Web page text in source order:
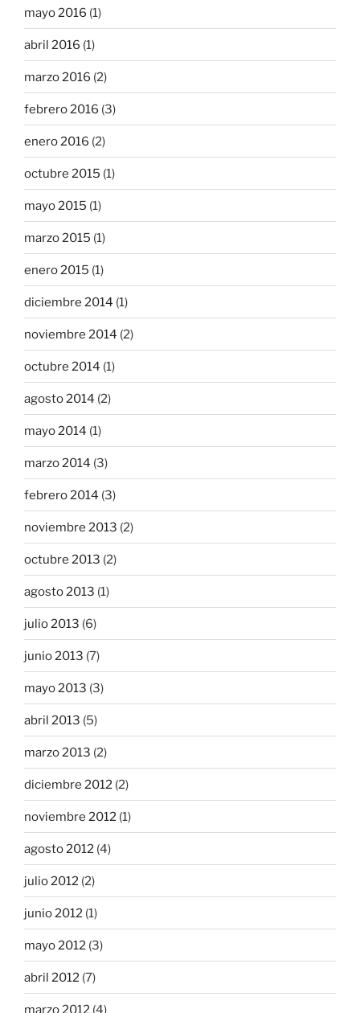
mayo 2016 (1)
abril 2016 (1)
marzo 2016 (2)
febrero 2016 (3)
enero 2016 (2)
octubre 2015 (1)
mayo 2015 (1)
marzo 2015 (1)
enero 2015 (1)
diciembre 2014 (1)
noviembre 2014 (2)
octubre 2014 (1)
agosto 2014 (2)
mayo 2014 (1)
marzo 2014 (3)
febrero 2014 (3)
noviembre 2013 (2)
octubre 2013 (2)
agosto 2013 (1)
julio 2013 (6)
junio 2013 (7)
mayo 2013 (3)
abril 2013 (5)
marzo 2013 (2)
diciembre 2012 (2)
noviembre 2012 (1)
agosto 2012 (4)
julio 2012 (2)
junio 2012 (1)
mayo 2012 (3)
abril 2012 (7)
marzo 2012 (4)